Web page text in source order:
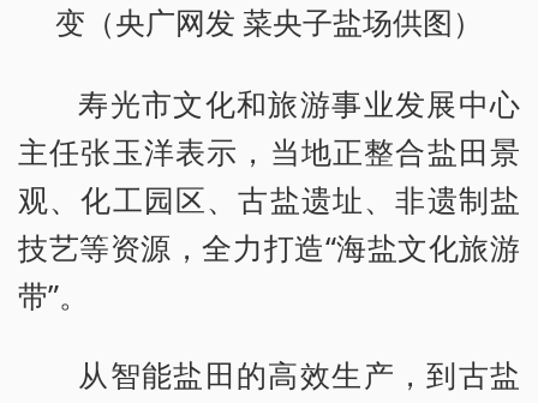
变（央广网发 菜央子盐场供图）
寿光市文化和旅游事业发展中心
主任张玉洋表示，当地正整合盐田景
观、化工园区、古盐遗址、非遗制盐
技艺等资源，全力打造“海盐文化旅游
带”。
从智能盐田的高效生产，到古盐